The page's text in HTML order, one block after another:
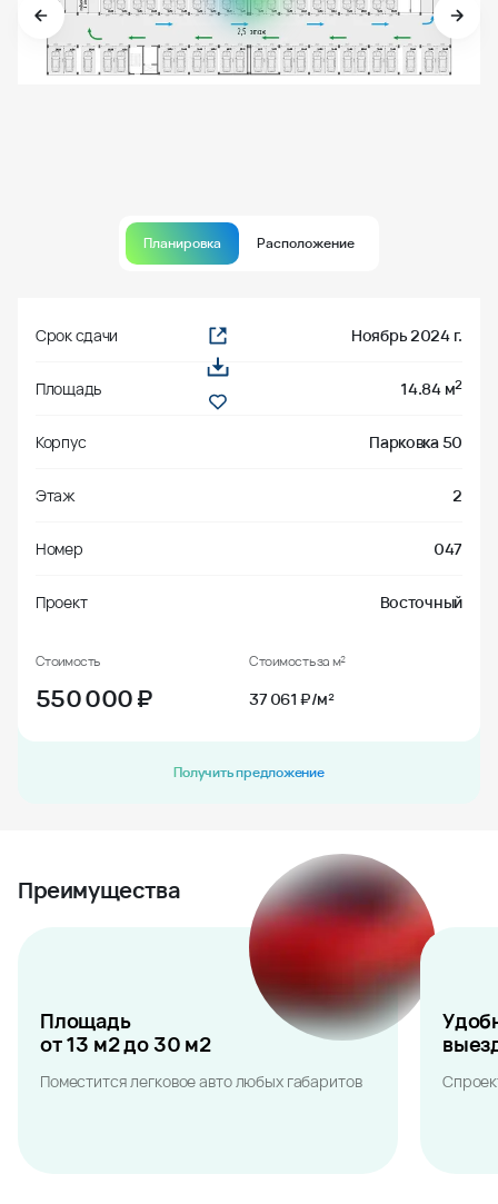
Планировка Расположение
Срок сдачи Ноябрь 2024 г.
Площадь 14.84 м2
Корпус Парковка 50
Этаж 2
Номер 047
Проект Восточный
Стоимость
550 000₽
Стоимость за м²
37 061 ₽/м²
Получить предложение
Преимущества
Площадь
от 13 м2 до 30 м2
Поместится легковое авто любых габаритов